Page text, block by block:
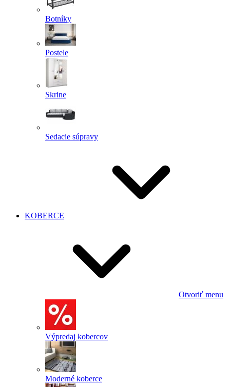
Botníky
Postele
Skrine
Sedacie súpravy
KOBERCE
Otvoriť menu
Výpredaj kobercov
Moderné koberce